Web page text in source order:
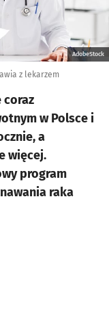
AdobeStock
z lekarzem
coraz
w Polsce i
a
więcej.
program
raka